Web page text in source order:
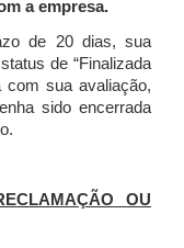
a empresa.
de 20 dias, sua
de “Finalizada
com sua avaliação,
sido encerrada
OU